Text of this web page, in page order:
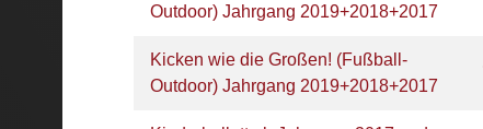
Outdoor) Jahrgang 2019+2018+2017
Kicken wie die Großen! (Fußball-
Outdoor) Jahrgang 2019+2018+2017